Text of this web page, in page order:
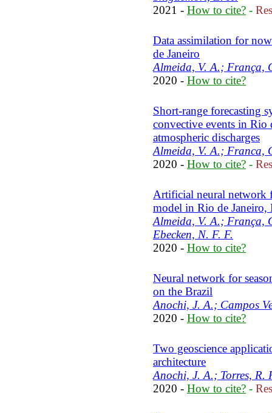
2021 - How to cite? -
Data assimilation for
de Janeiro
Almeida, V. A.; França,
2020 - How to cite?
Short-range forecasting
convective events in Rio
atmospheric discharges
Almeida, V. A.; Franca,
2020 - How to cite? -
Artificial neural network
model in Rio de Janeiro,
Almeida, V. A.; França,
Ebecken, N. F. F.
2020 - How to cite?
Neural network for
on the Brazil
Anochi, J. A.; Campos
2020 - How to cite?
Two geoscience
architecture
Anochi, J. A.; Torres, R.
2020 - How to cite? -